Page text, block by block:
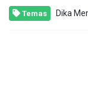
Temas Dika